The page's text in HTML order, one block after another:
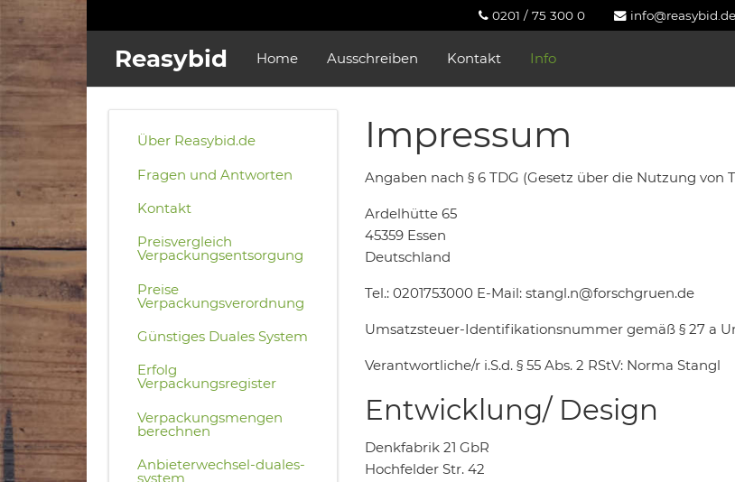
0201 / 75 300 0 info@reasybid.de
Reasybid Home Ausschreiben Kontakt Info
Über Reasybid.de
Fragen und Antworten
Kontakt
Preisvergleich
Verpackungsentsorgung
Preise
Verpackungsverordnung
Günstiges Duales System
Erfolg
Verpackungsregister
Verpackungsmengen
berechnen
Anbieterwechsel-duales-
system
Impressum
Angaben nach § 6 TDG (Gesetz über die Nutzung
Ardelhütte 65
45359 Essen
Deutschland
Tel.: 0201753000 E-Mail: stangl.n@forschgruen.de
Umsatzsteuer-Identifikationsnummer gemäß § 27 a
Verantwortliche/r i.S.d. § 55 Abs. 2 RStV: Norma Stangl
Entwicklung/ Design
Denkfabrik 21 GbR
Hochfelder Str. 42